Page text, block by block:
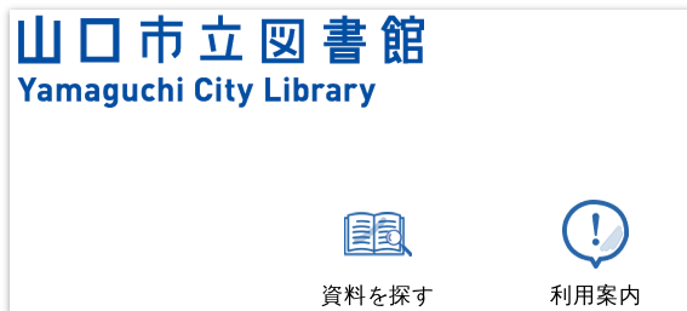
資料を探す 利用案内